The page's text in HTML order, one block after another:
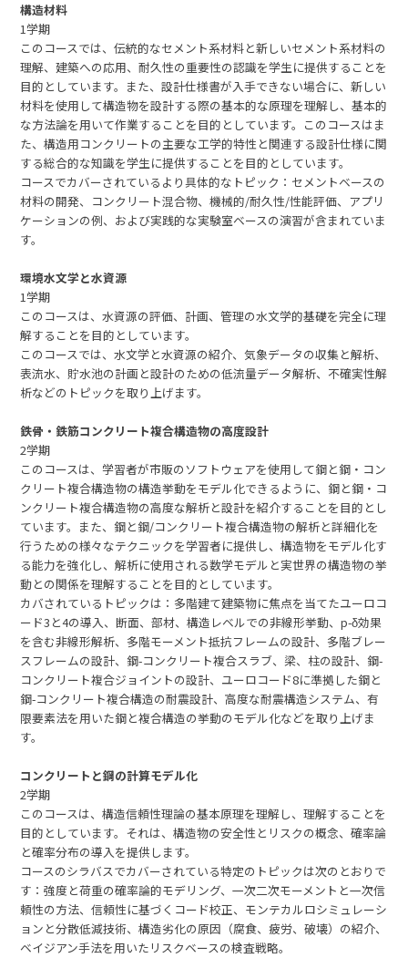
構造材料
1学期
このコースでは、伝統的なセメント系材料と新しいセメント系材料の
理解、建築への応用、耐久性の重要性の認識を学生に提供することを
目的としています。また、設計仕様書が入手できない場合に、新しい
材料を使用して構造物を設計する際の基本的な原理を理解し、基本的
な方法論を用いて作業することを目的としています。このコースはま
た、構造用コンクリートの主要な工学的特性と関連する設計仕様に関
する総合的な知識を学生に提供することを目的としています。
コースでカバーされているより具体的なトピック：セメントベースの
材料の開発、コンクリート混合物、機械的/耐久性/性能評価、アプリ
ケーションの例、および実践的な実験室ベースの演習が含まれていま
す。
環境水文学と水資源
1学期
このコースは、水資源の評価、計画、管理の水文学的基礎を完全に理
解することを目的としています。
このコースでは、水文学と水資源の紹介、気象データの収集と解析、
表流水、貯水池の計画と設計のための低流量データ解析、不確実性解
析などのトピックを取り上げます。
鉄骨・鉄筋コンクリート複合構造物の高度設計
2学期
このコースは、学習者が市販のソフトウェアを使用して鋼と鋼・コン
クリート複合構造物の構造挙動をモデル化できるように、鋼と鋼・コ
ンクリート複合構造物の高度な解析と設計を紹介することを目的とし
ています。また、鋼と鋼/コンクリート複合構造物の解析と詳細化を
行うための様々なテクニックを学習者に提供し、構造物をモデル化す
る能力を強化し、解析に使用される数学モデルと実世界の構造物の挙
動との関係を理解することを目的としています。
カバされているトピックは：多階建て建築物に焦点を当てたユーロコ
ード3と4の導入、断面、部材、構造レベルでの非線形挙動、p-δ効果
を含む非線形解析、多階モーメント抵抗フレームの設計、多階ブレー
スフレームの設計、鋼-コンクリート複合スラブ、梁、柱の設計、鋼-
コンクリート複合ジョイントの設計、ユーロコード8に準拠した鋼と
鋼-コンクリート複合構造の耐震設計、高度な耐震構造システム、有
限要素法を用いた鋼と複合構造の挙動のモデル化などを取り上げま
す。
コンクリートと鋼の計算モデル化
2学期
このコースは、構造信頼性理論の基本原理を理解し、理解することを
目的としています。それは、構造物の安全性とリスクの概念、確率論
と確率分布の導入を提供します。
コースのシラバスでカバーされている特定のトピックは次のとおりで
す：強度と荷重の確率論的モデリング、一次二次モーメントと一次信
頼性の方法、信頼性に基づくコード校正、モンテカルロシミュレーシ
ョンと分散低減技術、構造劣化の原因（腐食、疲労、破壊）の紹介、
ベイジアン手法を用いたリスクベースの検査戦略。